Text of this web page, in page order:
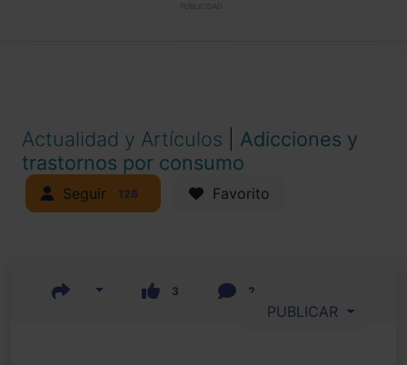
Actualidad y Artículos
Adicciones y
trastornos por consumo
Seguir 128 Favorito
3 2
PUBLICAR